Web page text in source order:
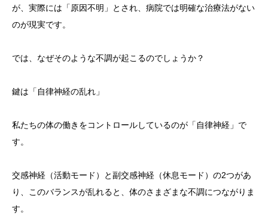
が、実際には「原因不明」とされ、病院では明確な治療法がない
のが現実です。
では、なぜそのような不調が起こるのでしょうか？
鍵は「自律神経の乱れ」
私たちの体の働きをコントロールしているのが「自律神経」で
す。
交感神経（活動モード）と副交感神経（休息モード）の2つがあ
り、このバランスが乱れると、体のさまざまな不調につながりま
す。